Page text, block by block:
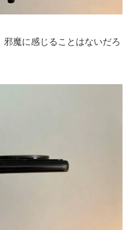
魔に感じることはないだろ